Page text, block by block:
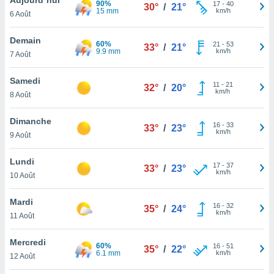
et
»,
au
vous
qu'ils
ou
le
ainsi
un
la
du
6 Août
90%
15 mm
30° / 21° 17- 40
km/h
Demain
7 Août
60%
9.9 mm
33° / 21° 21 - 53
km/h
Samedi
8 Août
32° / 20° 11 - 21
km/h
Dimanche
9 Août
33° / 23° 16- 33
km/h
Lundi
10 Août
33° / 23° 17- 37
km/h
Mardi
11 Août
35° / 24° 16- 32
km/h
Mercredi
12 Août
60%
6.1 mm
35° / 22° 16- 51
km/h